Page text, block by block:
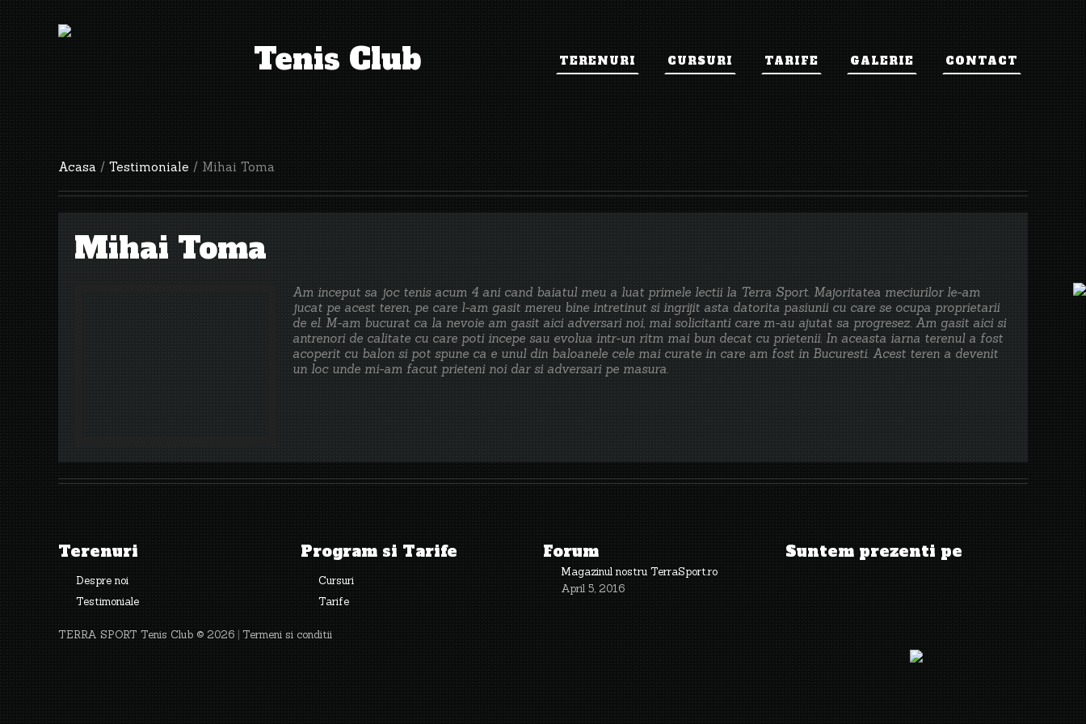
Tenis Club TERENURI CURSURI TARIFE GALERIE CONTACT
Acasa / Testimoniale / Mihai Toma
Mihai Toma
Am inceput sa joc tenis acum 4 ani cand baiatul meu a luat primele lectii la Terra Sport. Majoritatea meciurilor le-am
jucat pe acest teren, pe care l-am gasit mereu bine intretinut si ingrijit asta datorita pasiunii cu care se ocupa proprietarii
de el. M-am bucurat ca la nevoie am gasit aici adversari noi, mai solicitanti care m-au ajutat sa progresez. Am gasit aici si
antrenori de calitate cu care poti incepe sau evolua intr-un ritm mai bun decat cu prietenii. In aceasta iarna terenul a fost
acoperit cu balon si pot spune ca e unul din baloanele cele mai curate in care am fost in Bucuresti. Acest teren a devenit
un loc unde mi-am facut prieteni noi dar si adversari pe masura.
Terenuri
Despre noi
Testimoniale
Program si Tarife
Cursuri
Tarife
Forum
Magazinul nostru TerraSport.ro
April 5, 2016
Suntem prezenti pe
TERRA SPORT Tenis Club © 2026 | Termeni si conditii